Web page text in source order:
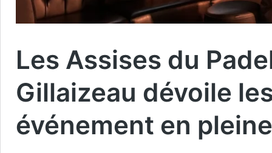
Les Assises du
Gillaizeau dévoile
événement en